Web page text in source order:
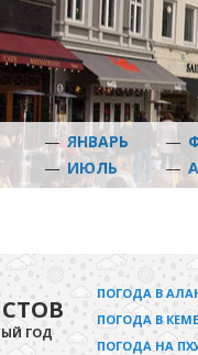
—ЯНВАРЬ —
—ИЮЛЬ —
ГОД
ПОГОДА В
ПОГОДА В
ПОГОДА НА